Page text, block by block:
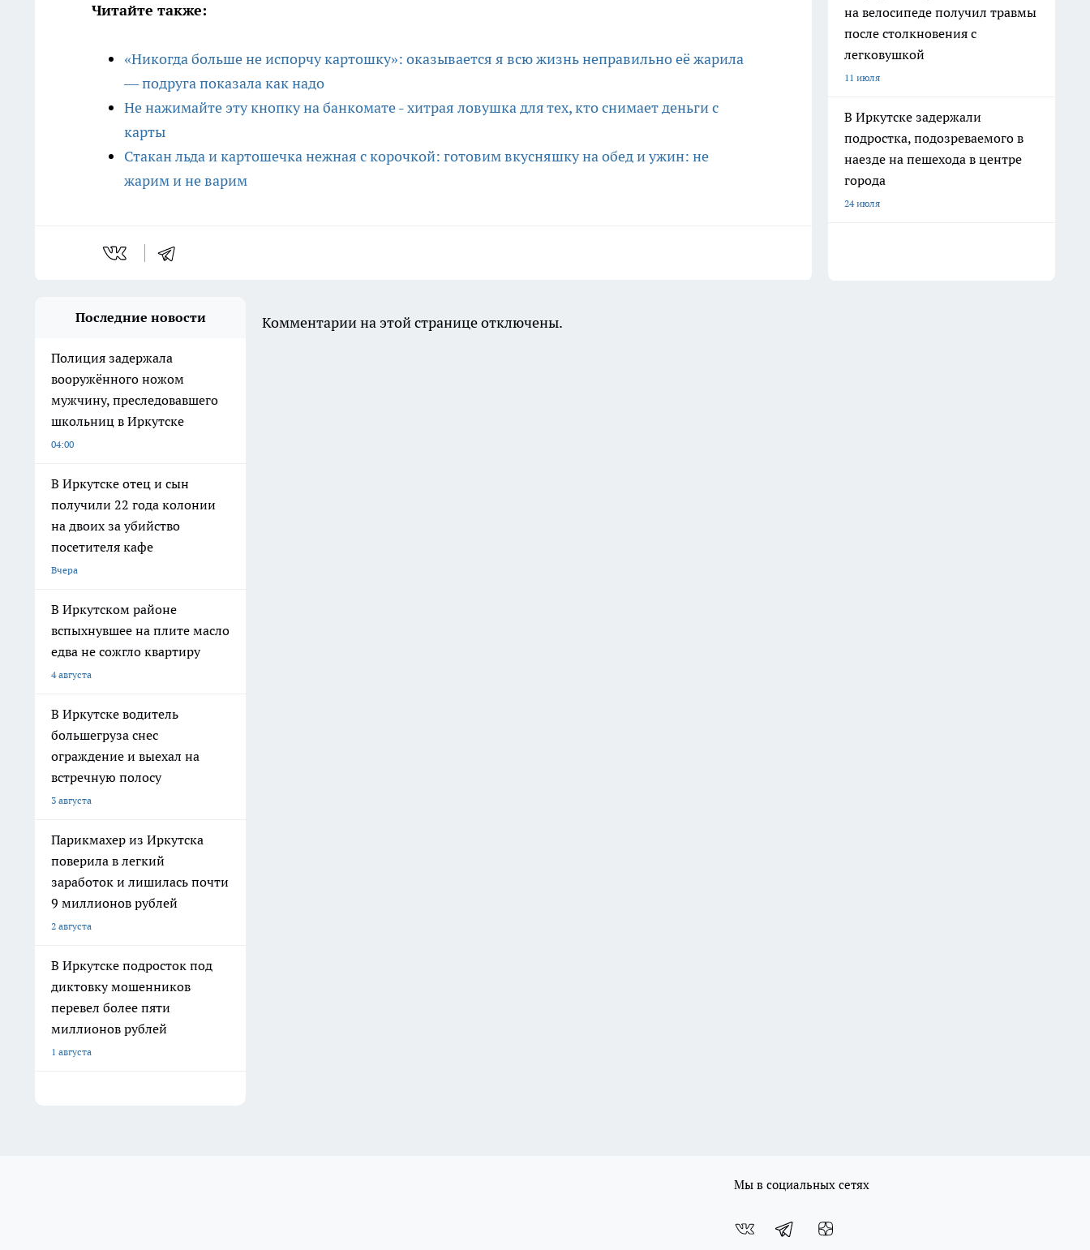
Читайте также:
«Никогда больше не испорчу картошку»: оказывается я всю жизнь неправильно её жарила
— подруга показала как надо
Не нажимайте эту кнопку на банкомате - хитрая ловушка для тех, кто снимает деньги с
карты
Стакан льда и картошечка нежная с корочкой: готовим вкусняшку на обед и ужин: не
жарим и не варим
на велосипеде получил травмы
после столкновения с
легковушкой
11 июля
В Иркутске задержали
подростка, подозреваемого в
наезде на пешехода в центре
города
24 июля
Последние новости
Полиция задержала
вооружённого ножом
мужчину, преследовавшего
школьниц в Иркутске
04:00
В Иркутске отец и сын
получили 22 года колонии
на двоих за убийство
посетителя кафе
Вчера
В Иркутском районе
вспыхнувшее на плите масло
едва не сожгло квартиру
4 августа
В Иркутске водитель
большегруза снес
ограждение и выехал на
встречную полосу
3 августа
Парикмахер из Иркутска
поверила в легкий
заработок и лишилась почти
9 миллионов рублей
2 августа
В Иркутске подросток под
диктовку мошенников
перевел более пяти
миллионов рублей
1 августа
Комментарии на этой странице отключены.
Мы в социальных сетях